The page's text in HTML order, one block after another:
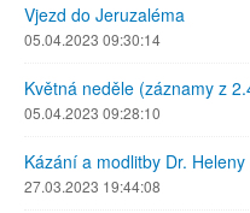
Vjezd do Jeruzaléma
05.04.2023 09:30:14
Květná neděle (záznamy z
05.04.2023 09:28:10
Kázání a modlitby Dr.
27.03.2023 19:44:08